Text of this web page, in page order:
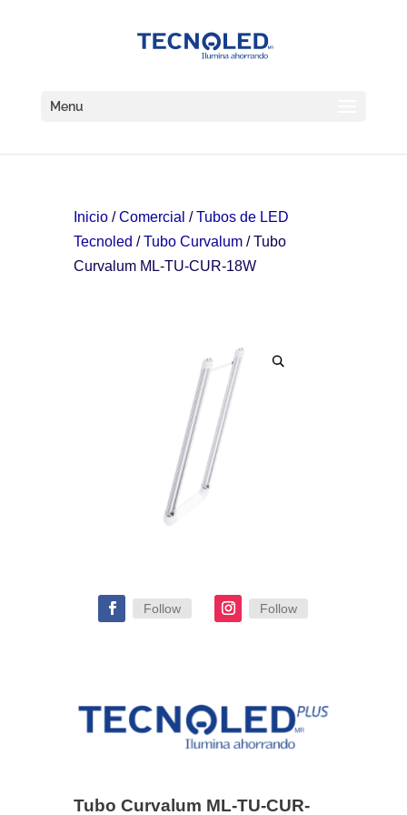
Menu
Inicio/Comercial /Tubos de LED
Tecnoled /Tubo Curvalum/ Tubo
Curvalum ML-TU-CUR-18W
Follow Follow
Tubo Curvalum ML-TU-CUR-